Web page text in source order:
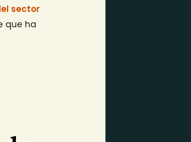
sector
que ha